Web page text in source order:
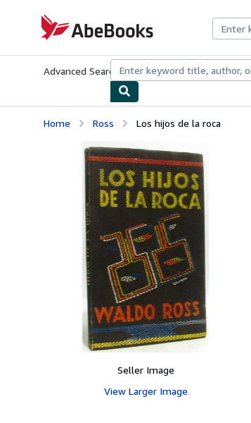
AbeBooks.com
Advanced Search Browse CollectionsRare
Home Ross Los hijos de la roca
Seller Image
View Larger Image